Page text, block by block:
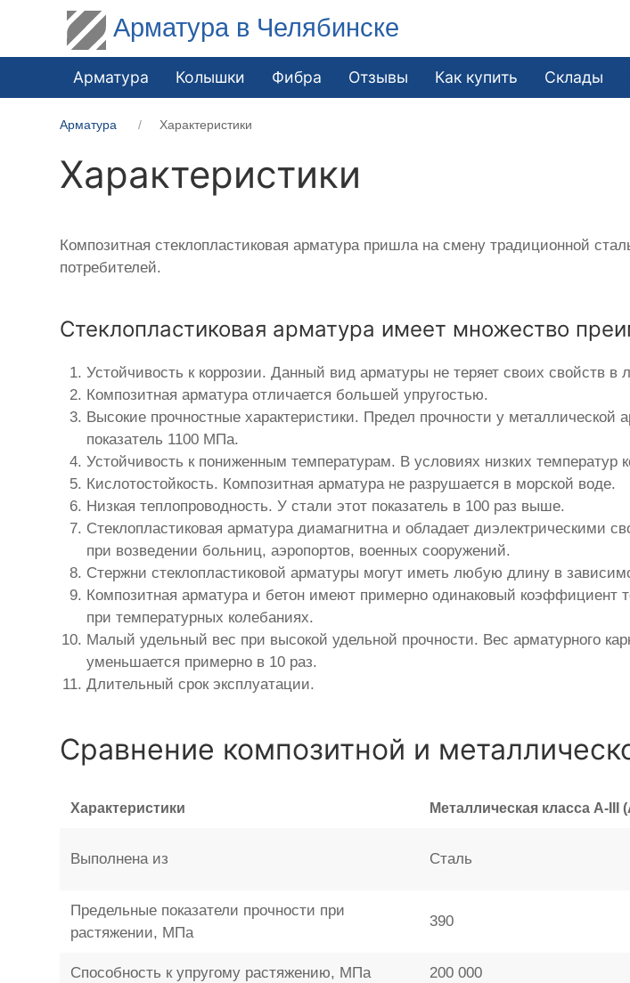
Арматура в Челябинске
Арматура Колышки Фибра Отзывы Как купить Склады
Арматура Характеристики
Характеристики
Композитная стеклопластиковая арматура пришла на смену традиционной
потребителей.
Стеклопластиковая арматура имеет множество
Устойчивость к коррозии. Данный вид арматуры не теряет своих свойств
Композитная арматура отличается большей упругостью.
Высокие прочностные характеристики. Предел прочности у
показатель 1100 МПа.
Устойчивость к пониженным температурам. В условиях низких температур
Кислотостойкость. Композитная арматура не разрушается в морской воде.
Низкая теплопроводность. У стали этот показатель в 100 раз выше.
Стеклопластиковая арматура диамагнитна и обладает диэлектрическими
при возведении больниц, аэропортов, военных сооружений.
Стержни стеклопластиковой арматуры могут иметь любую длину в
Композитная арматура и бетон имеют примерно одинаковый коэффициент
при температурных колебаниях.
Малый удельный вес при высокой удельной прочности. Вес арматурного
уменьшается примерно в 10 раз.
Длительный срок эксплуатации.
Сравнение композитной и
Характеристики Металлическая класса A-III
Выполнена из Сталь
Предельные показатели прочности при
растяжении, МПа
390
Способность к упругому растяжению, МПа 200 000